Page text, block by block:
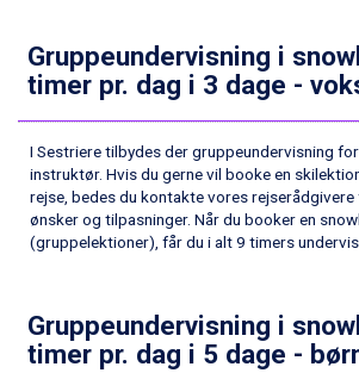
Sestriere fra DKK 4.395
Fieberbrunn fra DKK 6.145
Wagrain fra DKK 4.645
Ischgl fra DKK 7.095
St. Anton fra DKK 7.245
Zell am See fra DKK 4.095
Livigno fra DKK 4.145
Canazei fra DKK 4.745
Ponte di Legno fra DKK 4.745
Bad Gastein fra DKK 4.195
Arabba fra DKK 7.045
Gruppeundervisning i
timer pr. dag i 3 dage -
I Sestriere tilbydes der gruppeundervisning
instruktør. Hvis du gerne vil booke en
rejse, bedes du kontakte vores
ønsker og tilpasninger. Når du booker en
(gruppelektioner), får du i alt 9 timers
Gruppeundervisning i
timer pr. dag i 5 dage -